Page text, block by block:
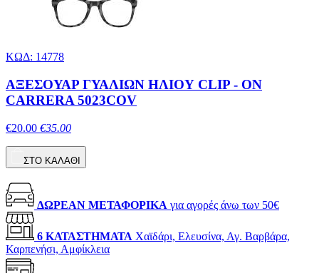
ΚΩΔ: 14778
ΑΞΕΣΟΥΑΡ ΓΥΑΛΙΩΝ ΗΛΙΟΥ CLIP - ON
CARRERA 5023COV
€20.00 €35.00
ΣΤΟ ΚΑΛΑΘΙ
ΔΩΡΕΑΝ ΜΕΤΑΦΟΡΙΚΑ για αγορές άνω των 50€
6 ΚΑΤΑΣΤΗΜΑΤΑ Χαϊδάρι, Ελευσίνα, Αγ. Βαρβάρα,
Καρπενήσι, Αμφίκλεια